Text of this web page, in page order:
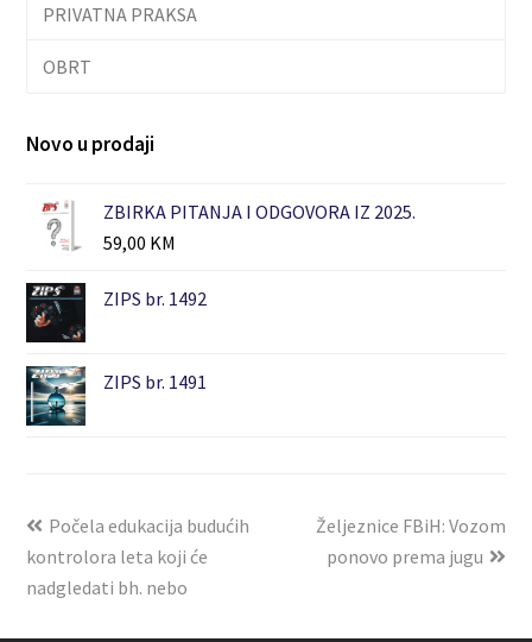
PRIVATNA PRAKSA
OBRT
Novo u prodaji
ZBIRKA PITANJA I ODGOVORA IZ 2025.
59,00 KM
ZIPS br. 1492
ZIPS br. 1491
Počela edukacija budućih
kontrolora leta koji će
nadgledati bh. nebo
Željeznice FBiH: Vozom
ponovo prema jugu